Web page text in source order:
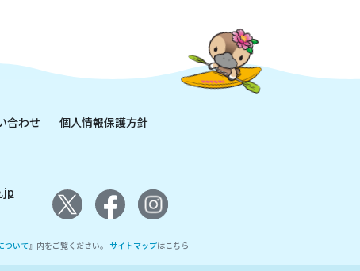
合わせ
個人情報保護方針
ついて』内をご覧ください。 サイトマップはこちら